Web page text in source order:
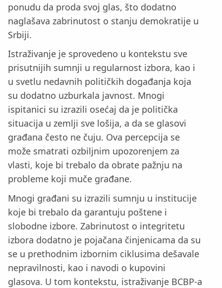
ponudu da proda svoj glas, što dodatno
naglašava zabrinutost o stanju demokratije u
Srbiji.
Istraživanje je sprovedeno u kontekstu sve
prisutnijih sumnji u regularnost izbora, kao i
u svetlu nedavnih političkih događanja koja
su dodatno uzburkala javnost. Mnogi
ispitanici su izrazili osećaj da je politička
situacija u zemlji sve lošija, a da se glasovi
građana često ne čuju. Ova percepcija se
može smatrati ozbiljnim upozorenjem za
vlasti, koje bi trebalo da obrate pažnju na
probleme koji muče građane.
Mnogi građani su izrazili sumnju u institucije
koje bi trebalo da garantuju poštene i
slobodne izbore. Zabrinutost o integritetu
izbora dodatno je pojačana činjenicama da su
se u prethodnim izbornim ciklusima dešavale
nepravilnosti, kao i navodi o kupovini
glasova. U tom kontekstu, istraživanje BCBP-a